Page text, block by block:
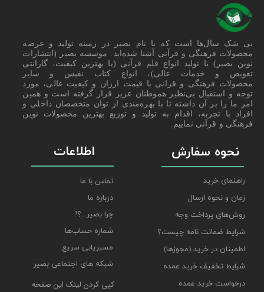
نحوه سفارش
راهنمای خرید
زمان و نحوه ارسال
روش‌های پرداخت وجه
شرایط ضمانت نامه چیست؟
اطمینان در خرید (مجوزها)
شرایط تخفیف خرید عمده
درخواست خرید عمده
اطلاعات
تماس با ما
درباره ما
چرا بصیر...؟!
شماره حساب‌ها
مسیریابی سریع
شبکه های اجتماعی بصیر
بی شک سال‌ها است که با نام بصیر در زمینه تولید و عرضه
محصولات فرهنگی و قرآنی آشنا شده‌اید. موسسه بصیر (انتشارات
نوین بصیر) با تولید انواع قلم قرآنی (با بهترین کیفیت، گارانتی
تعویض و خدمات عالی)، انواع کتاب نفیس و سایر
محصولات فرهنگی و قرانی با قیمت ارزان و کیفیت عالی، مورد
توجه و استقبال بی‌نظیر هموطنان عزیز قرار گرفته است و همین
امر ما را بر آن داشته تا با بهره‌مندی از توان متخصصان داخلی و
افراد با تجربه، اقدام به تولید و توزیع بهترین محصولات نوین
فرهنگی و قرآنی نماییم.
کپی کردن لینک این صفحه